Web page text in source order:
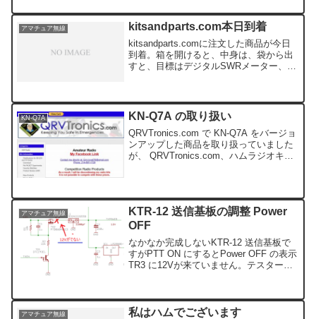
calibrate the...
アマチュア無線 kitsandparts.com本日到着
kitsandparts.comに注文した商品が今日
到着。箱を開けると、中身は、袋から出
すと、目標はデジタルSWRメーター、ア
ARDUINO SWR メーターの小型化をして
み...
KN-Q7A KN-Q7A の取り扱い
QRVTronics.com で KN-Q7A をバージョ
ンアップした商品を取り扱っていました
が、 QRVTronics.com、ハムラジオキッ
アマチュア無線
KTR-12 送信基板の調整 Power
OFF
なかなか完成しないKTR-12 送信基板で
すがPTT ON にするとPower OFF の表示
TR3 に12Vが来ていません。テスターで
で交換のため秋...
アマチュア無線 私はハムでございます